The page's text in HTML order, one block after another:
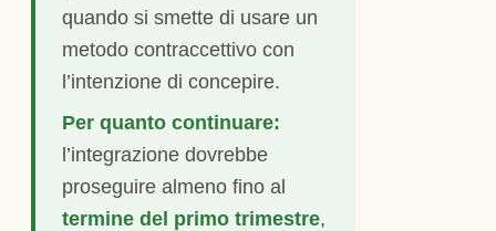
quando si smette di usare un
metodo contraccettivo con
l’intenzione di concepire.
Per quanto continuare:
l’integrazione dovrebbe
proseguire almeno fino al
termine del primo trimestre,